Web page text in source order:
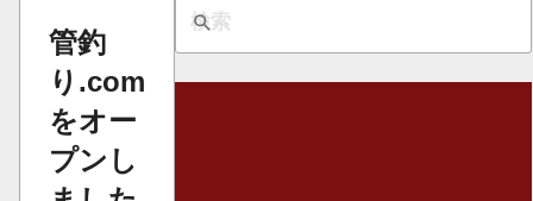
管釣
り.com
をオー
プンし